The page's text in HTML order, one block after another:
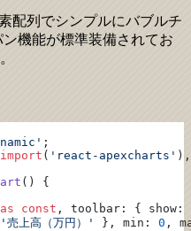
配列でシンプルにバブルチ
機能が標準装備されてお
;
import ( 'react-apexcharts'
() {
as const , toolbar: { show:
'売上高（万円）' }, min: 0 ,